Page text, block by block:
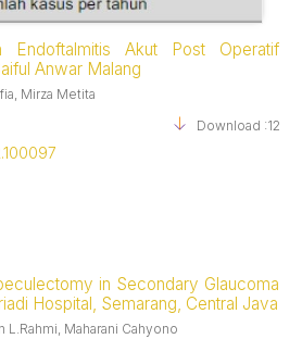
Endoftalmitis Akut Post Operatif
Anwar Malang
Mirza Metita
Download :1237
in Secondary Glaucoma
Hospital, Semarang, Central Java
L.Rahmi, Maharani Cahyono